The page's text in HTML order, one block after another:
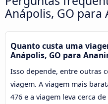
Anápolis, GO para
Quanto custa uma
Anápolis, GO para
Isso depende, entre outras
viagem. A viagem mais
476 e a viagem leva cerca